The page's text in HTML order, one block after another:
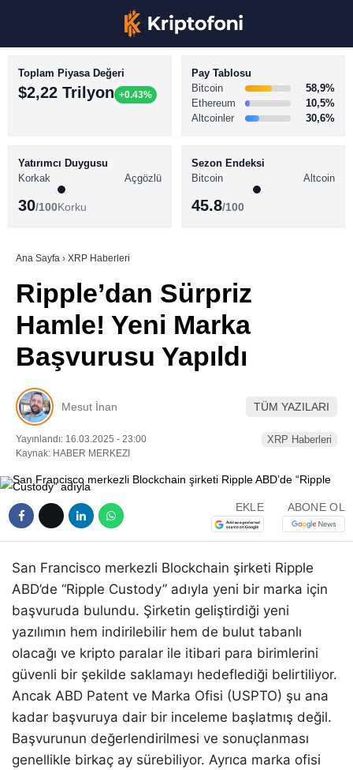
Youtube
TikTok
BİTCOİN HABERLERİ
ALTCOİN HABERLERİ
SÖZLÜK
Toplam Piyasa Değeri
$2,22 Trilyon +0.43%
Pay Tablosu
Bitcoin
58,9%
Ethereum
10,5%
Altcoinler
30,6%
Yatırımcı Duygusu
Korkak
Açgözlü
30/100Korku
Sezon Endeksi
Bitcoin
Altcoin
45.8/100
Ana Sayfa › XRP Haberleri
Ripple’dan Sürpriz
Hamle! Yeni Marka
Başvurusu Yapıldı
Mesut İnan TÜM YAZILARI
Yayınlandı: 16.03.2025 - 23:00
Kaynak: HABER MERKEZI
XRP Haberleri
EKLE ABONE OL
San Francisco merkezli Blockchain şirketi Ripple
ABD’de “Ripple Custody” adıyla yeni bir marka için
başvuruda bulundu. Şirketin geliştirdiği yeni
yazılımın hem indirilebilir hem de bulut tabanlı
olacağı ve kripto paralar ile itibari para birimlerini
güvenli bir şekilde saklamayı hedeflediği belirtiliyor.
Ancak ABD Patent ve Marka Ofisi (USPTO) şu ana
kadar başvuruya dair bir inceleme başlatmış değil.
Başvurunun değerlendirilmesi ve sonuçlanması
genellikle birkaç ay sürebiliyor. Ayrıca marka ofisi